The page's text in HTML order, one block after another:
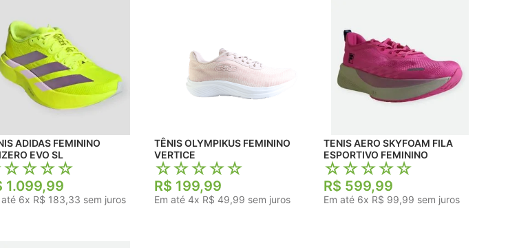
ADIDAS FEMININO
EVO SL
☆☆☆☆
1.099,99
até 6x R$ 183,33 sem juros
TÊNIS OLYMPIKUS FEMININO
VERTICE
☆☆☆☆☆
R$ 199,99
Em até 4x R$ 49,99 sem juros
TENIS AERO SKYFOAM FILA
ESPORTIVO FEMININO
☆☆☆☆☆
R$ 599,99
Em até 6x R$ 99,99 sem juros